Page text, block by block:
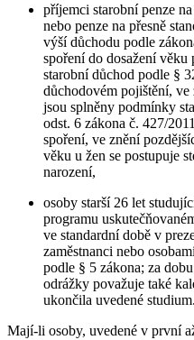
příjemci starobní penze
nebo penze na přesně
výší důchodu podle
spoření do dosažení
starobní důchod podle §
důchodovém pojištění,
jsou splněny podmínky
odst. 6 zákona č. 427/
spoření, ve znění
věku u žen se postupuje
narození,
osoby starší 26 let
programu
ve standardní době v
zaměstnanci nebo
podle § 5 zákona; za
odrážky považuje také
ukončila uvedené studium.
Mají-li osoby, uvedené v první